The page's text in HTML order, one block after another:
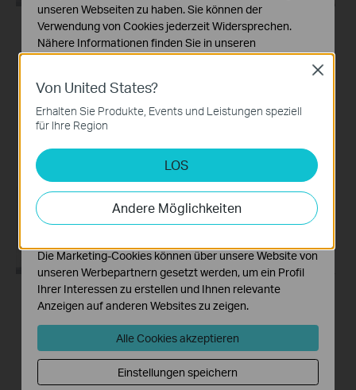
How to Mount Your
Tapo Pan&Tilt Wi-Fi
Tapo C200/Tapo
C210/ TC70
How to Install
microSD Card for
Tapo Pan&Tilt Wi-Fi
C200/Tapo C210/
How to Reset Your
Tapo Pan&Tilt Wi-Fi
C200/Tapo C210/
TC70
Quick Tips: How to
Link your TP-Link
Tapo Account to
Google Assistant
Von United States?
Erhalten Sie Produkte, Events und Leistungen speziell
für Ihre Region
LOS
Andere Möglichkeiten
Close
unseren Webseiten zu haben. Sie können der
Verwendung von Cookies jederzeit Widersprechen.
Nähere Informationen finden Sie in unseren
Datenschutzhinweisen.
Notwendige Cookies
Diese Cookies sind zur Funktion der Website
erforderlich und können in Ihren Systemen nicht
Analyse- und Marketing-Cookies
Analyse-Cookies ermöglichen es uns, Ihre Aktivitäten
auf unserer Website zu analysieren, um die
Funktionsweise unserer Website zu verbessern und
Die Marketing-Cookies können über unsere Website von
unseren Werbepartnern gesetzt werden, um ein Profil
Ihrer Interessen zu erstellen und Ihnen relevante
Anzeigen auf anderen Websites zu zeigen.
Alle Cookies akzeptieren
Einstellungen speichern